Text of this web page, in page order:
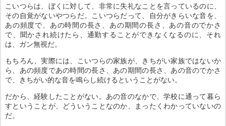
こいつらは、ぼくに対して、非常に失礼なことを言っているのに、
その自覚がないやつらだ。こいつらだって、自分がきらいな音を、
あの頻度で、あの時間の長さ、あの期間の長さ、あの音のでかさ
で、聞かされ続けたら、通勤することができなくなるのに、それ
は、ガン無視だ。
もちろん、実際には、こいつらの家族が、きちがい家族ではないか
ら、あの頻度であの時間の長さ、あの期間の長さ、あの音のでかさ
で、きちがい的な音を鳴らし続けるということがない。
だから、経験したことがない。あの音のなかで、学校に通って暮ら
すということが、どういうことなのか、まったくわかっていないの
だ。